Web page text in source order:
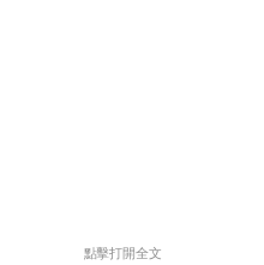
點擊打開全文